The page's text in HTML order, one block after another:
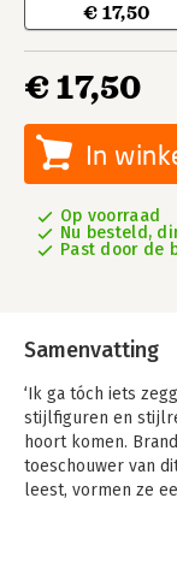
€ 17,50
€ 17,50
In
Op voorraad
Nu besteld,
Past door de
Samenvatting
‘Ik ga tóch iets
stijlfiguren en
hoort komen.
toeschouwer van
leest, vormen ze